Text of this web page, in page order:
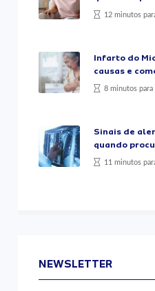
12 minutos
Infarto do
causas e
8 minutos para
Sinais de
quando
11 minutos
NEWSLETTER